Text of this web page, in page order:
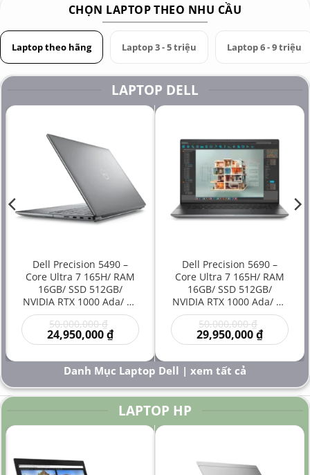
CHỌN LAPTOP THEO NHU CẦU
Laptop theo hãng Laptop 3 - 5 triệu Laptop 6 - 9 triệu
LAPTOP DELL
Dell Precision 5490 –
Core Ultra 7 165H/ RAM
16GB/ SSD 512GB/
NVIDIA RTX 1000 Ada/ 14
inch – Laptop
Workstation Đồ Họa Siêu
Gọn Hiệu Năng Cao Giá
50,000,000₫
gốc
là:
50,000,000 ₫.
24,950,000₫Giá
hiện
là:
24,950,000 ₫.
Dell Precision 5690 –
Core Ultra 7 165H/ RAM
16GB/ SSD 512GB/
NVIDIA RTX 1000 Ada/ 16
inch – Laptop
Workstation Cao Cấp Đồ
Họa Kỹ Thuật Sáng Tạo
50,000,000₫
gốc
là:
29,950,000₫Giá
hiện
là:
₫.
Danh Mục Laptop Dell | xem tất cả
LAPTOP HP